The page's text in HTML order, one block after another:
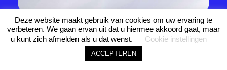
Inner Fire
Deze website maakt gebruik van cookies om uw ervaring te
verbeteren. We gaan ervan uit dat u hiermee akkoord gaat, maar
u kunt zich afmelden als u dat wenst.
Cookie instellingen
ACCEPTEREN ASK JOEL • ASK JOEL • ASK JOEL •